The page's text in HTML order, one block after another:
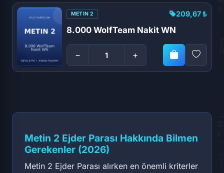
METIN 2
8.000 WolfTeam Nakit WN
− +
209,67 ₺
Metin 2 Ejder Parası Hakkında Bilmen
Gerekenler (2026)
Metin 2 Ejder Parası alırken en önemli kriterler